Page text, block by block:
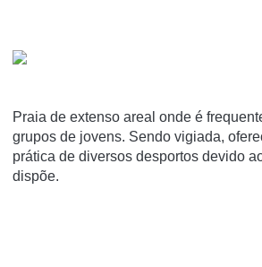
Praia de extenso areal onde é
grupos de jovens. Sendo vigiada,
prática de diversos desportos devido
dispõe.